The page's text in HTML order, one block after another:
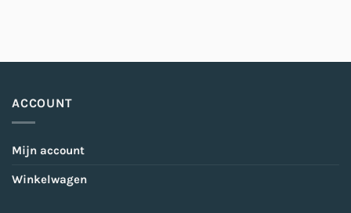
ACCOUNT
Mijn account
Winkelwagen